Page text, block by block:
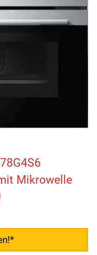
Mikrowelle